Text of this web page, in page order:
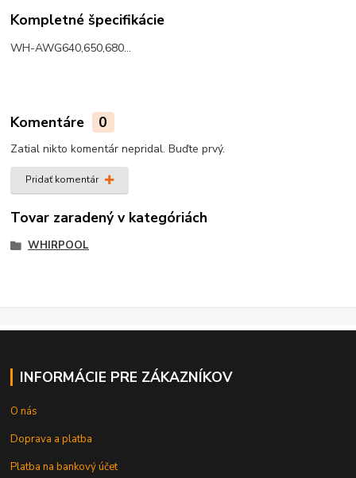
Kompletné špecifikácie
WH-AWG640,650,680...
Komentáre 0
Zatial nikto komentár nepridal. Buďte prvý.
Pridať komentár
Tovar zaradený v kategóriách
WHIRPOOL
INFORMÁCIE PRE ZÁKAZNÍKOV
O nás
Doprava a platba
Platba na bankový účet